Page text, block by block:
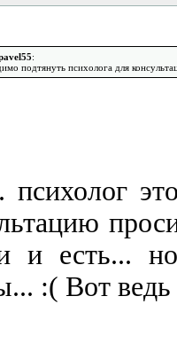
:
подтянуть психолога для
и есть...
:( Вот ведь